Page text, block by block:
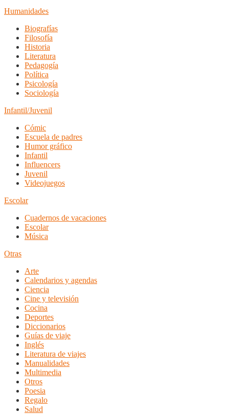
Humanidades
Biografías
Filosofía
Historia
Literatura
Pedagogía
Política
Psicología
Sociología
Infantil/Juvenil
Cómic
Escuela de padres
Humor gráfico
Infantil
Influencers
Juvenil
Videojuegos
Escolar
Cuadernos de vacaciones
Escolar
Música
Otras
Arte
Calendarios y agendas
Ciencia
Cine y televisión
Cocina
Deportes
Diccionarios
Guías de viaje
Inglés
Literatura de viajes
Manualidades
Multimedia
Otros
Poesia
Regalo
Salud